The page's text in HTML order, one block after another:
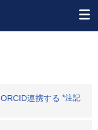
ORCID連携する *注記